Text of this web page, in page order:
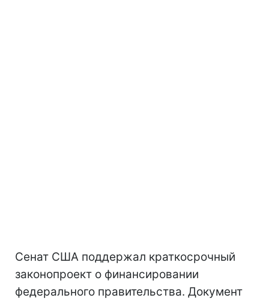
Сенат США поддержал краткосрочный
законопроект о финансировании
федерального правительства. Документ